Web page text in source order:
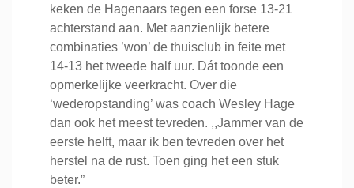
keken de Hagenaars tegen een forse 13-21
achterstand aan. Met aanzienlijk betere
combinaties ’won’ de thuisclub in feite met
14-13 het tweede half uur. Dát toonde een
opmerkelijke veerkracht. Over die
‘wederopstanding’ was coach Wesley Hage
dan ook het meest tevreden. ,,Jammer van de
eerste helft, maar ik ben tevreden over het
herstel na de rust. Toen ging het een stuk
beter.”